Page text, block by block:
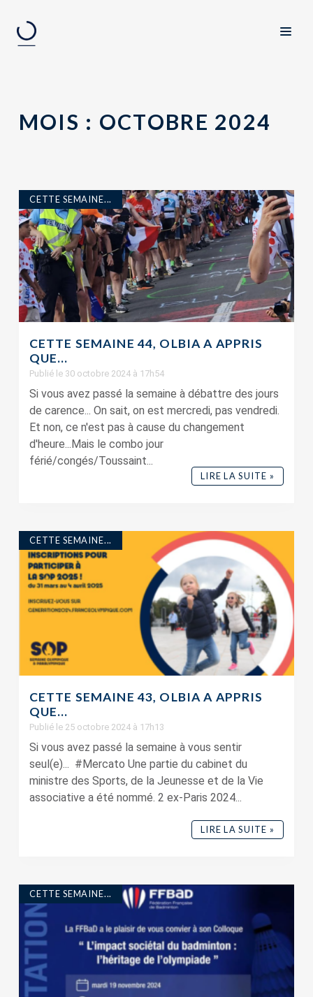
MOIS : OCTOBRE 2024
CETTE SEMAINE...
CETTE SEMAINE 44, OLBIA A APPRIS
QUE…
Publié le 30 octobre 2024 à 17h54
Si vous avez passé la semaine à débattre des jours
de carence... On sait, on est mercredi, pas vendredi.
Et non, ce n'est pas à cause du changement
d'heure...Mais le combo jour
férié/congés/Toussaint...
LIRE LA SUITE »
CETTE SEMAINE...
CETTE SEMAINE 43, OLBIA A APPRIS
QUE…
Publié le 25 octobre 2024 à 17h13
Si vous avez passé la semaine à vous sentir
seul(e)... #Mercato Une partie du cabinet du
ministre des Sports, de la Jeunesse et de la Vie
associative a été nommé. 2 ex-Paris 2024...
LIRE LA SUITE »
CETTE SEMAINE...